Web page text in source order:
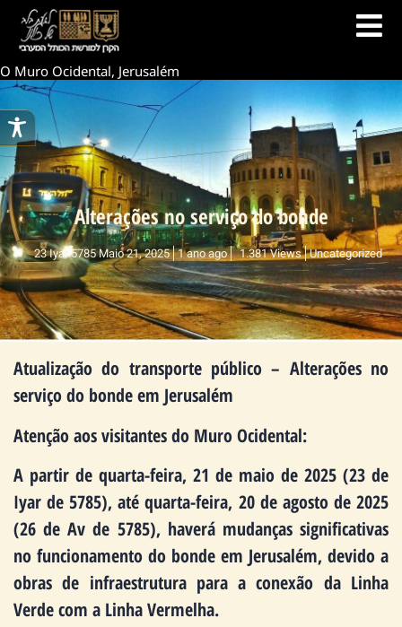
O Muro Ocidental, Jerusalém
Alterações no serviço do bonde
23 Iyar 5785 Maio 21, 2025 1 ano ago 1.381 Views Uncategorized
Atualização do transporte público – Alterações no
serviço do bonde em Jerusalém
Atenção aos visitantes do Muro Ocidental:
A partir de quarta-feira, 21 de maio de 2025 (23 de
Iyar de 5785), até quarta-feira, 20 de agosto de 2025
(26 de Av de 5785), haverá mudanças significativas
no funcionamento do bonde em Jerusalém, devido a
obras de infraestrutura para a conexão da Linha
Verde com a Linha Vermelha.